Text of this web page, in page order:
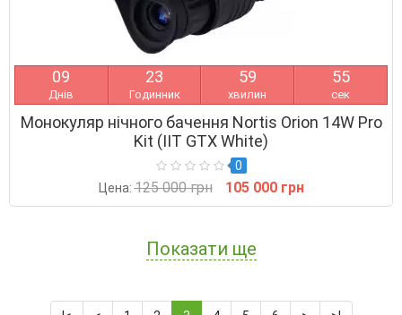
09
Днів
23
Годинник
59
хвилин
53
сек
Монокуляр нічного бачення Nortis Orion 14W Pro
Kit (IIT GTX White)
0
Цена:125 000 грн 105 000 грн
Показати ще